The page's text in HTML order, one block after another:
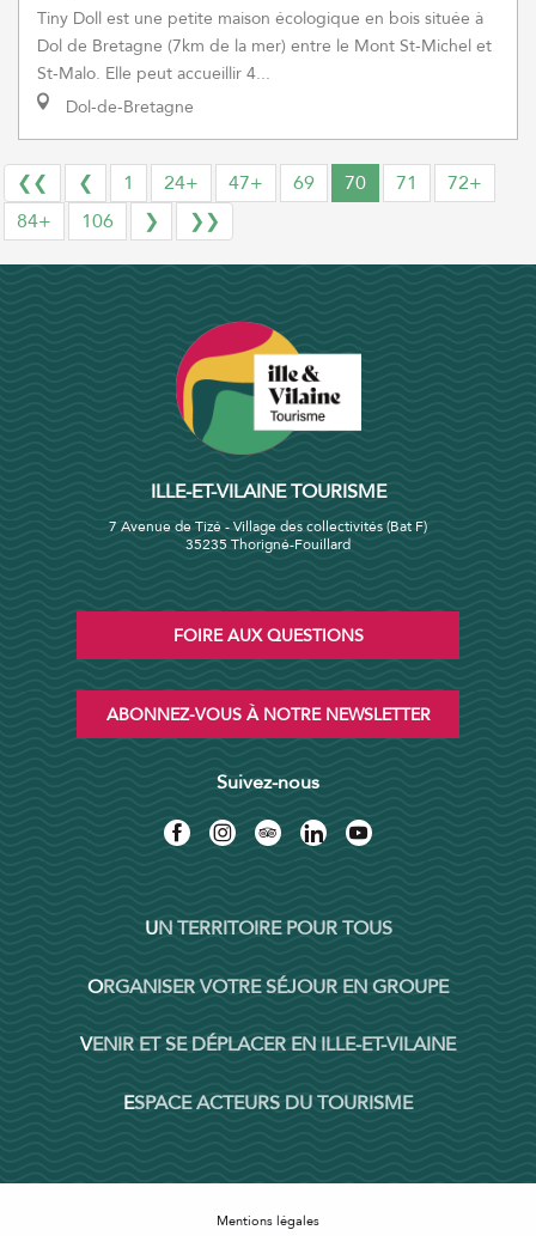
Tiny Doll est une petite maison écologique en bois située à
Dol de Bretagne (7km de la mer) entre le Mont St-Michel et
St-Malo. Elle peut accueillir 4...
Dol-de-Bretagne
❮❮ ❮ 1 24+ 47+ 69 70 71
72+
84+
106 ❯ ❯❯
ILLE-ET-VILAINE TOURISME
7 Avenue de Tizé - Village des collectivités (Bat F)
35235 Thorigné-Fouillard
FOIRE AUX QUESTIONS
ABONNEZ-VOUS À NOTRE NEWSLETTER
Suivez-nous
UN TERRITOIRE POUR TOUS
ORGANISER VOTRE SÉJOUR EN GROUPE
VENIR ET SE DÉPLACER EN ILLE-ET-VILAINE
ESPACE ACTEURS DU TOURISME
Mentions légales